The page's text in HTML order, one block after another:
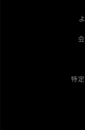
特